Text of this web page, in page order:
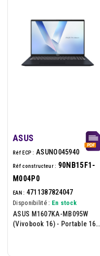
ASUS
Réf ECP : ASUNO045940
Réf constructeur : 90NB15F1-
M004P0
EAN : 4711387824047
Disponibilité : En stock
ASUS M1607KA-MB095W
(Vivobook 16) - Portable 16p